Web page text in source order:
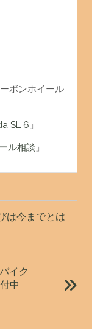
ボンホイール
SL 6 」
ル相談 」
は今までとは
イク
中